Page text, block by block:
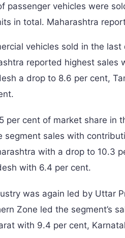
passenger vehicles were
in total. Maharashtra
vehicles sold in the
reported highest
a drop to 8.6 per cent,
per cent of market share in
segment sales with
with a drop to 10.3
with 6.4 per cent.
was again led by Uttar
Zone led the segment’s
with 9.4 per cent,